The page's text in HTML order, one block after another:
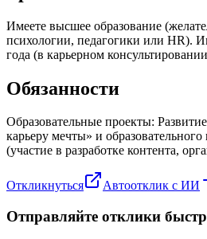
Имеете высшее образование
психологии, педагогики или HR).
года (в карьерном
Обязанности
Образовательные проекты:
карьеру мечты» и
(участие в разработке контента,
Откликнуться Автоотклик с ИИ
Отправляйте отклики